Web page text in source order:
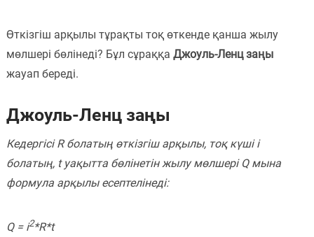
Өткізгіш арқылы тұрақты тоқ өткенде қанша жылу
мөлшері бөлінеді? Бұл сұраққа Джоуль-Ленц заңы
жауап береді.
Джоуль-Ленц заңы
Кедергісі R болатың өткізгіш арқылы, тоқ күші i
болатың, t уақытта бөлінетін жылу мөлшері Q мына
формула арқылы есептелінеді:
Q = i2*R*t